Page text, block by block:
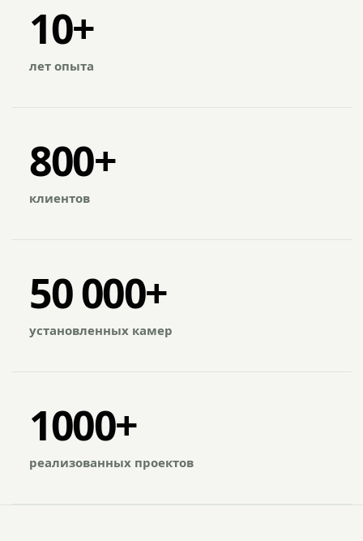
10+
лет опыта
800+
клиентов
50 000+
установленных камер
1000+
реализованных проектов